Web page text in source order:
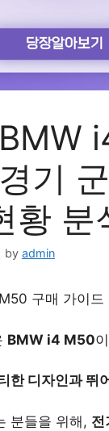
기
황 분
by admin
구매 가이
BMW i4 M50
한 디자인과 뛰
분들을 위해, 전